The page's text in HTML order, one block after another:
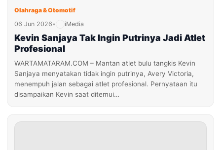
Olahraga & Otomotif
06 Jun 2026• iMedia
Kevin Sanjaya Tak Ingin Putrinya Jadi Atlet
Profesional
WARTAMATARAM.COM – Mantan atlet bulu tangkis Kevin
Sanjaya menyatakan tidak ingin putrinya, Avery Victoria,
menempuh jalan sebagai atlet profesional. Pernyataan itu
disampaikan Kevin saat ditemui…